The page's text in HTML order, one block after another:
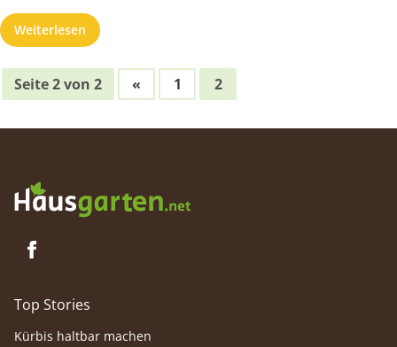
Weiterlesen
Seite 2 von 2 « 1 2
Top Stories
Kürbis haltbar machen